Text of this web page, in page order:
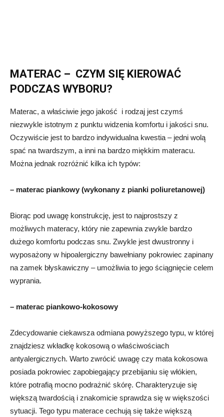
MATERAC – CZYM SIĘ KIEROWAĆ
PODCZAS WYBORU?
Materac, a właściwie jego jakość i rodzaj jest czymś
niezwykle istotnym z punktu widzenia komfortu i jakości snu.
Oczywiście jest to bardzo indywidualna kwestia – jedni wolą
spać na twardszym, a inni na bardzo miękkim materacu.
Można jednak rozróżnić kilka ich typów:
– materac piankowy (wykonany z pianki poliuretanowej)
Biorąc pod uwagę konstrukcję, jest to najprostszy z
możliwych materacy, który nie zapewnia zwykle bardzo
dużego komfortu podczas snu. Zwykle jest dwustronny i
wyposażony w hipoalergiczny bawełniany pokrowiec zapinany
na zamek błyskawiczny – umożliwia to jego ściągnięcie celem
wyprania.
– materac piankowo-kokosowy
Zdecydowanie ciekawsza odmiana powyższego typu, w której
znajdziesz wkładkę kokosową o właściwościach
antyalergicznych. Warto zwrócić uwagę czy mata kokosowa
posiada pokrowiec zapobiegający przebijaniu się włókien,
które potrafią mocno podrażnić skórę. Charakteryzuje się
większą twardością i znakomicie sprawdza się w większości
sytuacji. Tego typu materace cechują się także większą